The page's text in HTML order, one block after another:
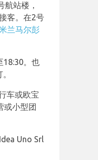
站楼，
客。在2号
兰马尔彭
18:30。也
车或欧宝
或小型团
Uno Srl